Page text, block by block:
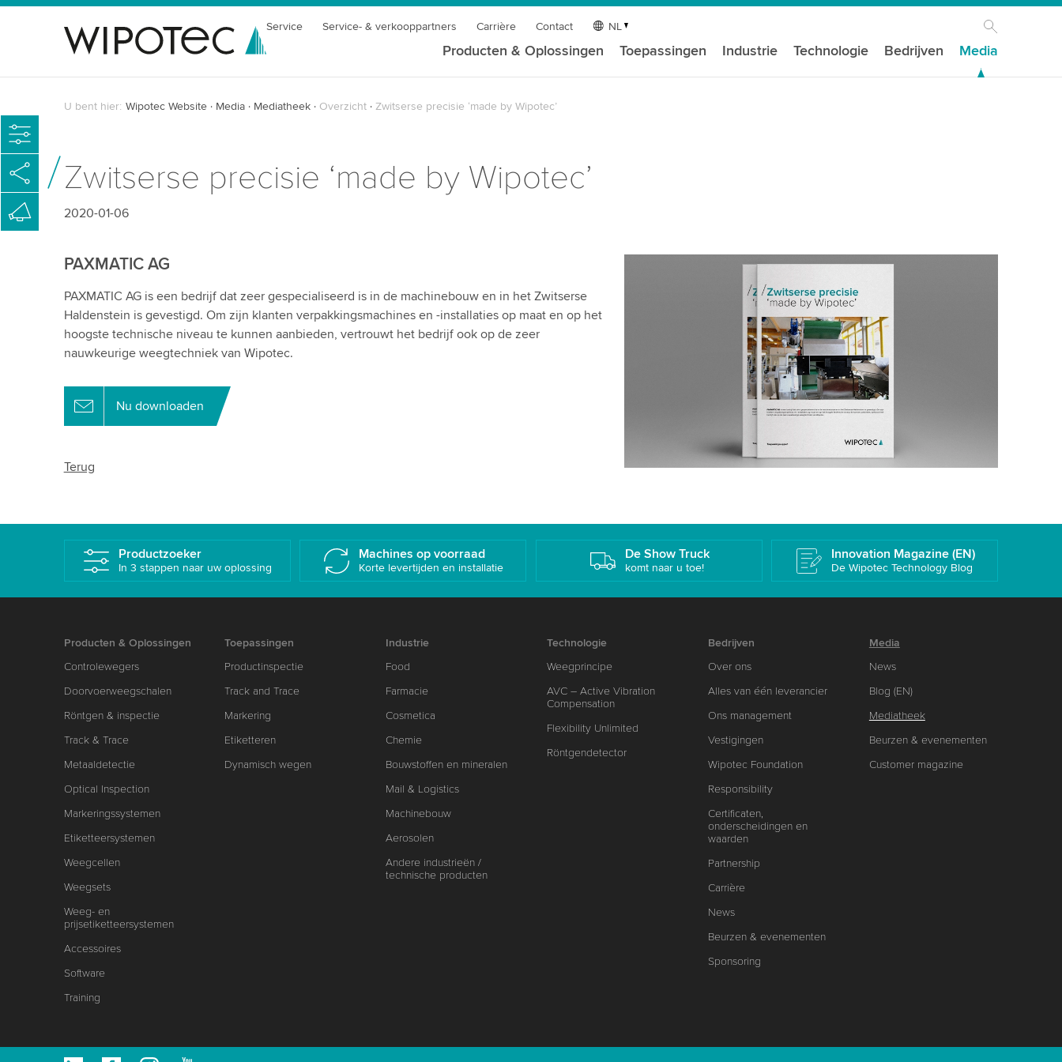
Service Service- & verkooppartners Carrière Contact NL
Producten & Oplossingen Toepassingen Industrie Technologie Bedrijven Media
U bent hier: Wipotec Website Media Mediatheek Overzicht Zwitserse precisie ‘made by Wipotec’
Zwitserse precisie ‘made by Wipotec’
2020-01-06
PAXMATIC AG
PAXMATIC AG is een bedrijf dat zeer gespecialiseerd is in de machinebouw en in het Zwitserse
Haldenstein is gevestigd. Om zijn klanten verpakkingsmachines en -installaties op maat en op het
hoogste technische niveau te kunnen aanbieden, vertrouwt het bedrijf ook op de zeer
nauwkeurige weegtechniek van Wipotec.
Nu downloaden
Terug
Productzoeker
In 3 stappen naar uw oplossing
Machines op voorraad
Korte levertijden en installatie
De Show Truck
komt naar u toe!
Innovation Magazine (EN)
De Wipotec Technology Blog
Producten & Oplossingen
Controlewegers
Doorvoerweegschalen
Röntgen & inspectie
Track & Trace
Metaaldetectie
Optical Inspection
Markeringssystemen
Etiketteersystemen
Weegcellen
Weegsets
Weeg- en
prijsetiketteersystemen
Accessoires
Software
Training
Toepassingen
Productinspectie
Track and Trace
Markering
Etiketteren
Dynamisch wegen
Industrie
Food
Farmacie
Cosmetica
Chemie
Bouwstoffen en mineralen
Mail & Logistics
Machinebouw
Aerosolen
Andere industrieën /
technische producten
Technologie
Weegprincipe
AVC – Active Vibration
Compensation
Flexibility Unlimited
Röntgendetector
Bedrijven
Over ons
Alles van één leverancier
Ons management
Vestigingen
Wipotec Foundation
Responsibility
Certificaten,
onderscheidingen en
waarden
Partnership
Carrière
News
Beurzen & evenementen
Sponsoring
Media
News
Blog (EN)
Mediatheek
Beurzen & evenementen
Customer magazine